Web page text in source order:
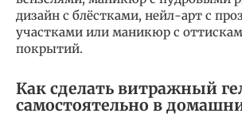
дизайн с блёстками, нейл-арт с
участками или маникюр с
покрытий.
Как сделать витражный
самостоятельно в